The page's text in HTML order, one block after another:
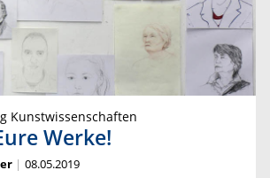
Kunstwissenschaften
Werke!
08.05.2019